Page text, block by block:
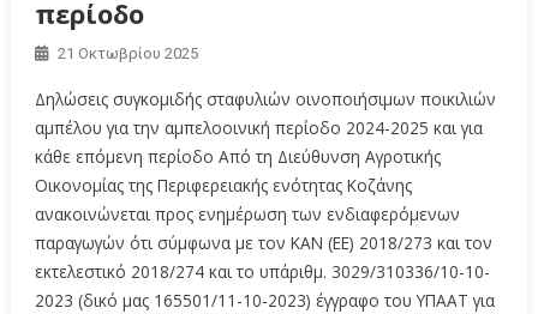
περίοδο
21 Οκτωβρίου 2025
Δηλώσεις συγκομιδής σταφυλιών οινοποιήσιμων ποικιλιών
αμπέλου για την αμπελοοινική περίοδο 2024-2025 και για
κάθε επόμενη περίοδο Από τη Διεύθυνση Αγροτικής
Οικονομίας της Περιφερειακής ενότητας Κοζάνης
ανακοινώνεται προς ενημέρωση των ενδιαφερόμενων
παραγωγών ότι σύμφωνα με τον ΚΑΝ (ΕΕ) 2018/273 και τον
εκτελεστικό 2018/274 και το υπ΄αριθμ. 3029/310336/10-10-
2023 (δικό μας 165501/11-10-2023) έγγραφο του ΥΠΑΑΤ για